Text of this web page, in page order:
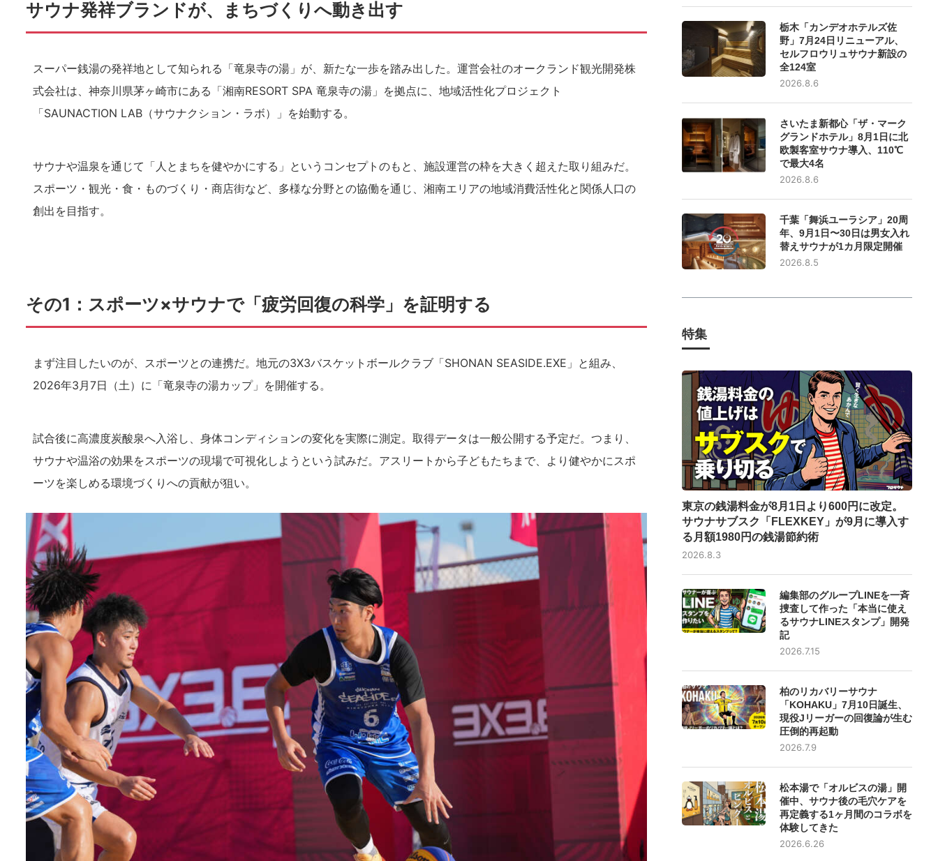
サウナ発祥ブランドが、まちづくりへ動き出す
スーパー銭湯の発祥地として知られる「竜泉寺の湯」が、新たな一歩を踏み出した。運営会社のオークランド観光開発株
式会社は、神奈川県茅ヶ崎市にある「湘南RESORT SPA 竜泉寺の湯」を拠点に、地域活性化プロジェクト
「SAUNACTION LAB（サウナクション・ラボ）」を始動する。
サウナや温泉を通じて「人とまちを健やかにする」というコンセプトのもと、施設運営の枠を大きく超えた取り組みだ。
スポーツ・観光・食・ものづくり・商店街など、多様な分野との協働を通じ、湘南エリアの地域消費活性化と関係人口の
創出を目指す。
その1：スポーツ×サウナで「疲労回復の科学」を証明する
まず注目したいのが、スポーツとの連携だ。地元の3X3バスケットボールクラブ「SHONAN SEASIDE.EXE」と組み、
2026年3月7日（土）に「竜泉寺の湯カップ」を開催する。
試合後に高濃度炭酸泉へ入浴し、身体コンディションの変化を実際に測定。取得データは一般公開する予定だ。つまり、
サウナや温浴の効果をスポーツの現場で可視化しようという試みだ。アスリートから子どもたちまで、より健やかにスポ
ーツを楽しめる環境づくりへの貢献が狙い。
栃木「カンデオホテルズ佐
野」7月24日リニューアル、
セルフロウリュサウナ新設の
全124室
2026.8.6
さいたま新都心「ザ・マーク
グランドホテル」8月1日に北
欧製客室サウナ導入、110℃
で最大4名
2026.8.6
千葉「舞浜ユーラシア」20周
年、9月1日〜30日は男女入れ
替えサウナが1カ月限定開催
2026.8.5
特集
東京の銭湯料金が8月1日より600円に改定。
サウナサブスク「FLEXKEY」が9月に導入す
る月額1980円の銭湯節約術
2026.8.3
編集部のグループLINEを一斉
捜査して作った「本当に使え
るサウナLINEスタンプ」開発
記
2026.7.15
柏のリカバリーサウナ
「KOHAKU」7月10日誕生、
現役Jリーガーの回復論が生む
圧倒的再起動
2026.7.9
松本湯で「オルビスの湯」開
催中、サウナ後の毛穴ケアを
再定義する1ヶ月間のコラボを
体験してきた
2026.6.26